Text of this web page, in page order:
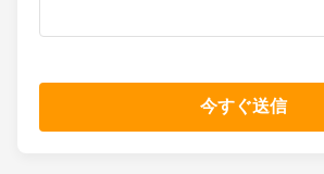
今すぐ送信